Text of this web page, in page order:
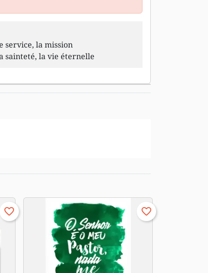
service, la mission
sainteté, la vie éternelle
favorite_border favorite_border